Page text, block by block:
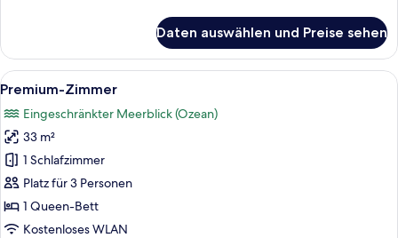
2 Doppelbetten,
Balkon
Daten auswählen und Preise sehen
Alle
Fotos
für
Premium-
Zimmer
anzeigen
Ein modernes Hotelzimmer mit
5
Premium-Zimmer
Eingeschränkter Meerblick (Ozean)
33 m²
1 Schlafzimmer
Platz für 3 Personen
1 Queen-Bett
Kostenloses WLAN